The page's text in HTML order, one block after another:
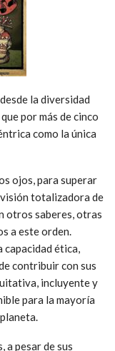
la diversidad
por más de cinco
como la única
ojos, para superar
totalizadora de
otros saberes, otras
a este orden.
ética,
contribuir con sus
incluyente y
para la mayoría
a pesar de sus